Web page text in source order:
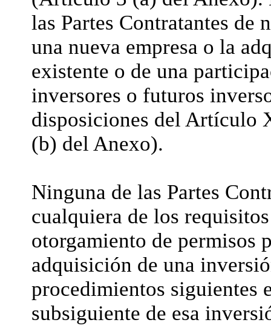
las Partes Contratantes de
una nueva empresa o la
existente o de una
inversores o futuros
disposiciones del Artículo
(b) del Anexo).
Ninguna de las Partes
cualquiera de los
otorgamiento de permisos
adquisición de una
procedimientos siguientes
subsiguiente de esa